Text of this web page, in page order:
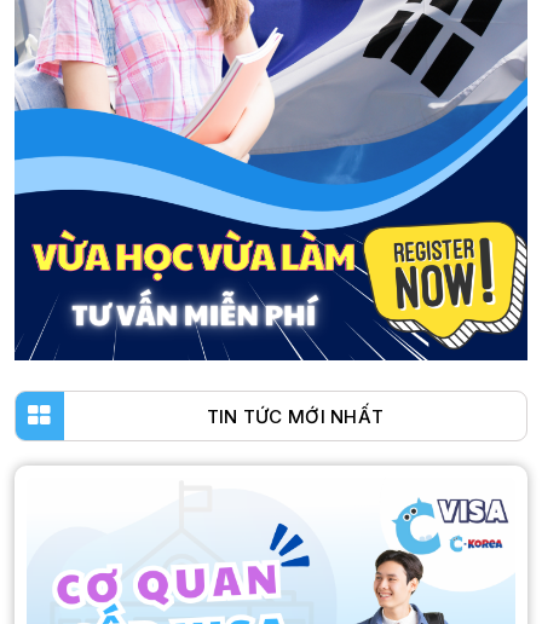
TIN TỨC MỚI NHẤT